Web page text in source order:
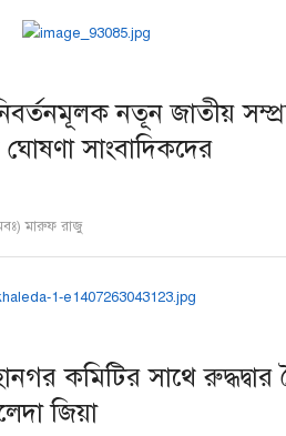
নতূন জাতীয়
ঘোষণা সাংবাদিকদের
মারুফ রাজু
কমিটির সাথে
জিয়া